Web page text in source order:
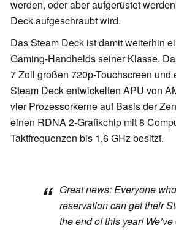
werden, oder aber aufgerüstet
Deck aufgeschraubt wird.
Das Steam Deck ist damit weiterhin
Gaming-Handhelds seiner Klasse.
7 Zoll großen 720p-Touchscreen und
Steam Deck entwickelten APU von
vier Prozessorkerne auf Basis der
einen RDNA 2-Grafikchip mit 8
Taktfrequenzen bis 1,6 GHz besitzt.
Great news: Everyone
reservation can get their
the end of this year!